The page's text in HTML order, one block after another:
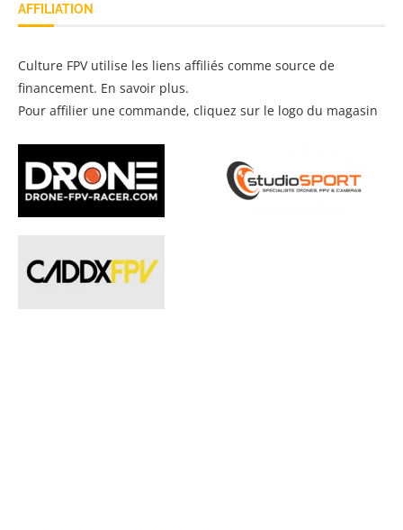
AFFILIATION
Culture FPV utilise les liens affiliés comme source de
financement. En savoir plus.
Pour affilier une commande, cliquez sur le logo du magasin